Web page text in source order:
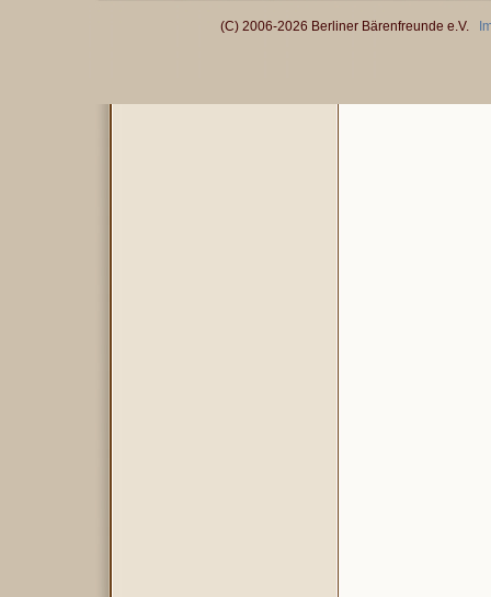
(C) 2006-2026 Berliner Bärenfreunde e.V.